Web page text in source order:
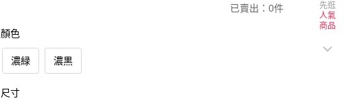
已賣出：0件
顏色
濃緑 濃黒
尺寸
先逛
人氣
商品